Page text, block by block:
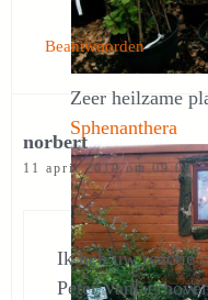
Zeer heilzame
Sphenanthera
Beantwoorden
norbert
11 april 2019 om 09:08
Ik heb uw reactie
Peter